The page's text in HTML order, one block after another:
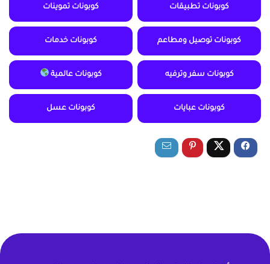
كوبونات تطبيقات كوبونات تموينات
كوبونات توصيل ومطاعم كوبونات خدمات
كوبونات سفر وترفيه كوبونات عالمية
كوبونات عبايات كوبونات عسل